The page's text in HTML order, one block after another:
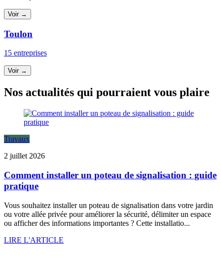
Voir →
Toulon
15 entreprises
Voir →
Nos actualités qui pourraient vous plaire
Travaux
2 juillet 2026
Comment installer un poteau de signalisation : guide
pratique
Vous souhaitez installer un poteau de signalisation dans votre jardin
ou votre allée privée pour améliorer la sécurité, délimiter un espace
ou afficher des informations importantes ? Cette installatio...
LIRE L'ARTICLE